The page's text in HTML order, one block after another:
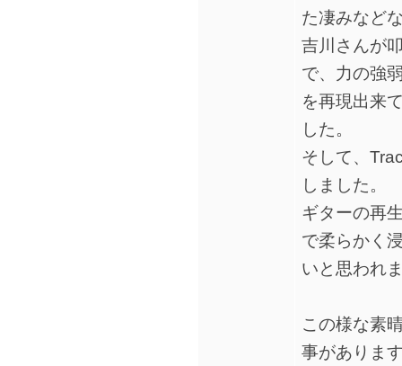
た凄みなど
吉川さんが
で、力の強
を再現出来
した。
そして、
しました。
ギターの再
で柔らかく
いと思われ
この様な素
事がありま